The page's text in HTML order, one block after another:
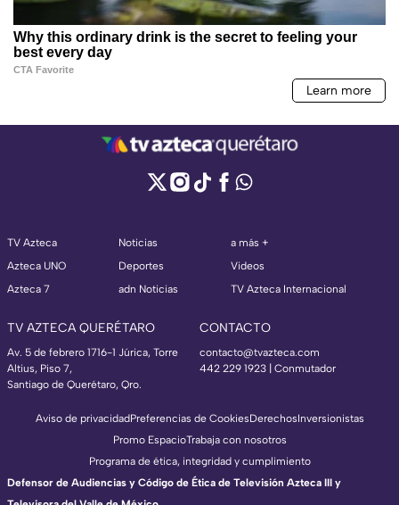
TV Azteca
Azteca UNO
Azteca 7
Noticias
Deportes
adn Noticias
a más +
Videos
TV Azteca Internacional
TV AZTECA QUERÉTARO
Av. 5 de febrero 1716-1 Júrica, Torre
Altius, Piso 7,
Santiago de Querétaro, Qro.
CONTACTO
contacto@tvazteca.com
442 229 1923 | Conmutador
Aviso de privacidadPreferencias de CookiesDerechosInversionistas
Promo EspacioTrabaja con nosotros
Programa de ética, integridad y cumplimiento
Defensor de Audiencias y Código de Ética de Televisión Azteca III y